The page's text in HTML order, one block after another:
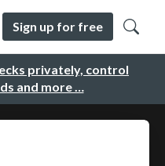
privately, control
and more …
Sign up for free